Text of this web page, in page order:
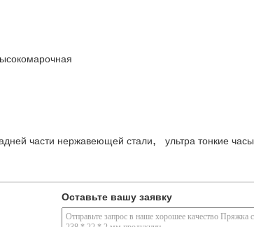
части нержавеющей стали, ультра тонкие часы
Оставьте вашу заявку